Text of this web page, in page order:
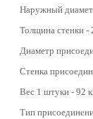
Наружный
Толщина стенки -
Диаметр
Стенка
Вес 1 штуки - 92
Тип